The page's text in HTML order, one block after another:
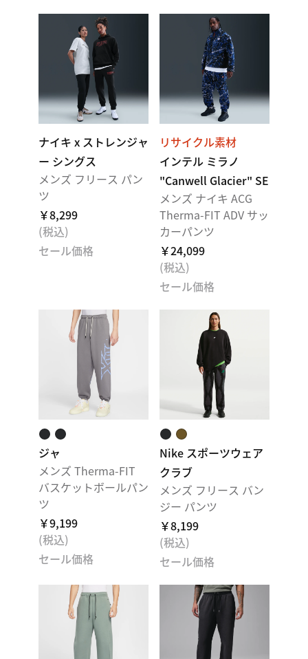
ナイキ x ストレンジャ
ー シングス
メンズ フリース パン
ツ
￥8,299
(税込)
セール価格
リサイクル素材
インテル ミラノ
"Canwell Glacier" SE
メンズ ナイキ ACG
Therma-FIT ADV サッ
カーパンツ
￥24,099
(税込)
セール価格
ジャ
メンズ Therma-FIT
バスケットボールパン
ツ
￥9,199
(税込)
セール価格
Nike スポーツウェア
クラブ
メンズ フリース バン
ジー パンツ
￥8,199
(税込)
セール価格